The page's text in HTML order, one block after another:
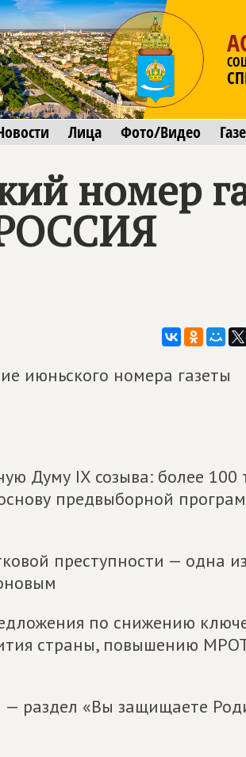
Лица Фото/Видео
номер
июньского номера газеты
Думу IX созыва: более 100
предвыборной
преступности — одна из
по снижению
страны, повышению
раздел «Вы защищаете